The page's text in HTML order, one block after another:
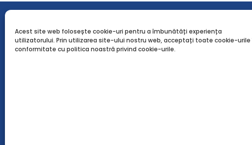
Acest site web folosește cookie-uri pentru a îmbunătăți experiența
utilizatorului. Prin utilizarea site-ului nostru web, acceptați toate cookie-urile
conformitate cu politica noastră privind cookie-urile.